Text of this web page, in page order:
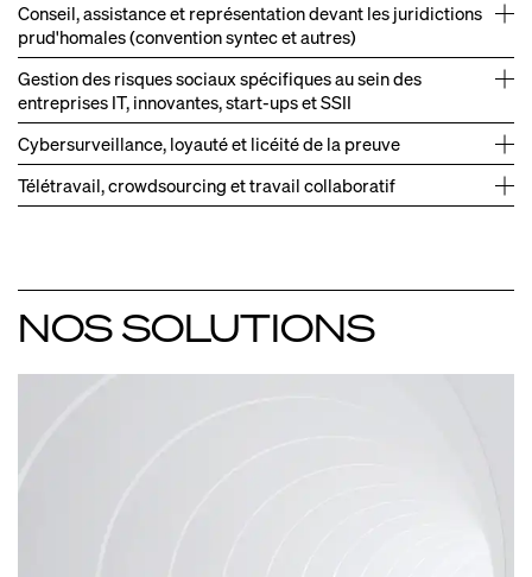
Conseil, assistance et représentation devant les juridictions
prud'homales (convention syntec et autres)
→ Gestion d'un litige en requalification de développeurs
indépendants.
→
Gestion d'un litige en requalification d'animateurs de
Gestion des risques sociaux spécifiques au sein des
entreprises IT, innovantes, start‑ups et SSII
de contrats avec des freelances réduisant le risque de
requalification en contrats de travail.
Cybersurveillance, loyauté et licéité de la preuve
Télétravail, crowdsourcing et travail collaboratif
NOS SOLUTIONS